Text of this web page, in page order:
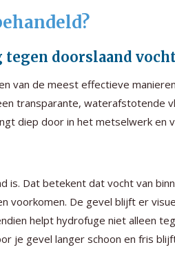
tegen doorslaand
van de meest effectieve
transparante, waterafstotende
diep door in het metselwerk en
Dat betekent dat vocht van
voorkomen. De gevel blijft er
helpt hydrofuge niet alleen
je gevel langer schoon en fris